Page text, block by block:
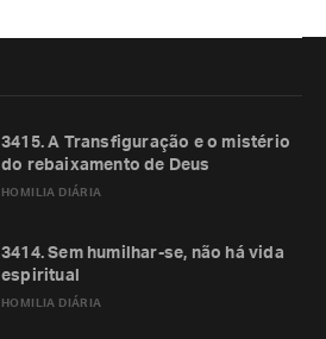
HOMILIA DIÁRIA
3415. A Transfiguração e o mistério
do rebaixamento de Deus
HOMILIA DIÁRIA
3414. Sem humilhar-se, não há vida
espiritual